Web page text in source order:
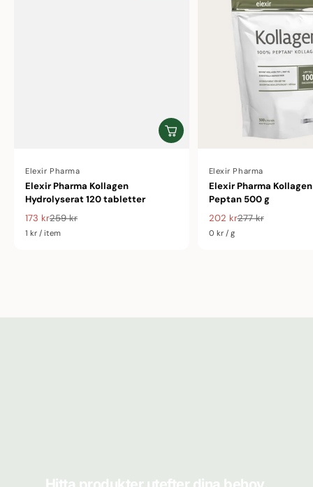
Av
Elexir Pharma
Elexir Pharma Kollagen
Hydrolyserat 120 tabletter
Försäljningspris
173 kr
Ordinarie pris
259 kr
Enhetspris
1 kr / item
Av
Elexir Pharma
Elexir Pharma
Peptan 500 g
Försäljningspris
202 kr
Ordinarie pris
277 kr
Enhetspris
0 kr / g